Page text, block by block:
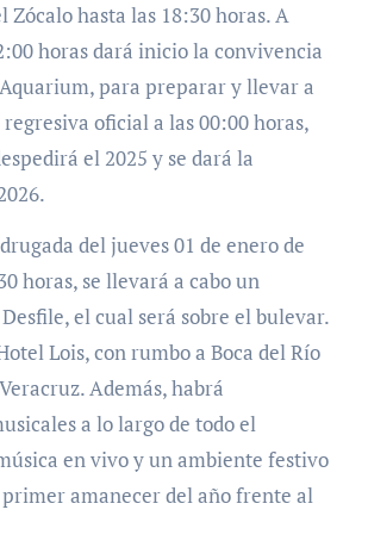
Zócalo hasta las 18:30 horas. A
horas dará inicio la convivencia
para preparar y llevar a
oficial a las 00:00 horas,
el 2025 y se dará la
del jueves 01 de enero de
horas, se llevará a cabo un
el cual será sobre el bulevar.
Lois, con rumbo a Boca del Río
Además, habrá
a lo largo de todo el
en vivo y un ambiente festivo
amanecer del año frente al